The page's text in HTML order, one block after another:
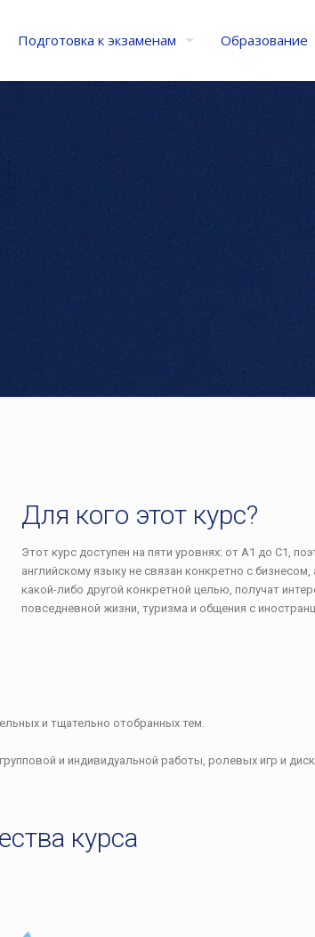
Подготовка к экзаменам Образование
Для кого этот курс?
Этот курс доступен на пяти уровнях: от A1 до C1,
английскому языку не связан конкретно с
какой-либо другой конкретной целью, получат
повседневной жизни, туризма и общения с
и тщательно отобранных тем.
и индивидуальной работы, ролевых игр и
курса